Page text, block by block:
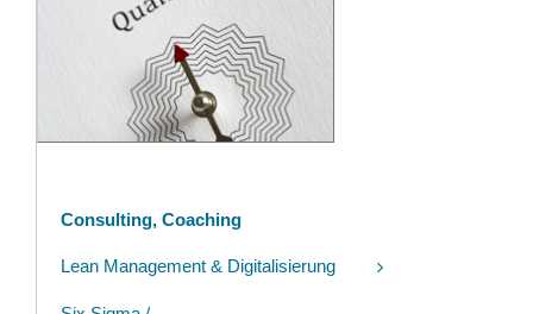
Consulting, Coaching
Lean Management & Digitalisierung